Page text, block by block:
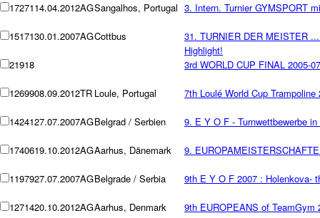
1727114.04.2012AGSangalhos, Portugal 3. Intern. Turnier GYMSPORT
1517130.01.2007AGCottbus
31. TURNIER DER MEISTER
Highlight!
21918
3rd WORLD CUP FINAL 2005-07
1269908.09.2012TR Loule, Portugal 7th Loulé World Cup Trampoline
1424127.07.2007AGBelgrad / Serbien 9. E Y O F - Turnwettbewerbe
1740619.10.2012AGAarhus, Dänemark 9.
1197927.07.2007AGBelgrade / Serbia 9th E Y O F 2007 : Holenkova-
1271420.10.2012AGAarhus, Denmark 9th EUROPEANS of TeamGym